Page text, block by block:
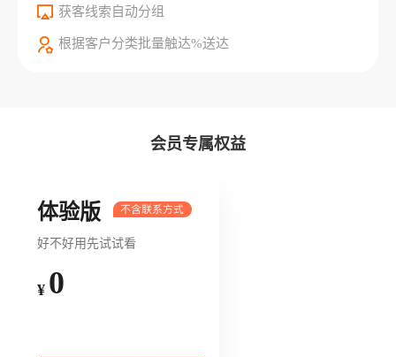
获客线索自动分组
根据客户分类批量触达%送达
会员专属权益
体验版
好不好用先试试看
¥ 0